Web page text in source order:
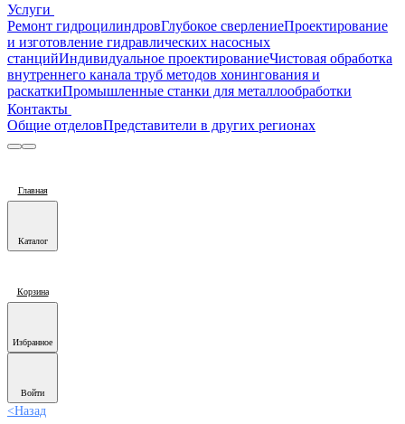
Услуги
Ремонт гидроцилиндровГлубокое сверлениеПроектирование
и изготовление гидравлических насосных
станцийИндивидуальное проектированиеЧистовая обработка
внутреннего канала труб методов хонингования и
раскаткиПромышленные станки для металлообработки
Контакты
Общие отделовПредставители в других регионах
Главная
Каталог
Корзина
Избранное
Войти
<Назад